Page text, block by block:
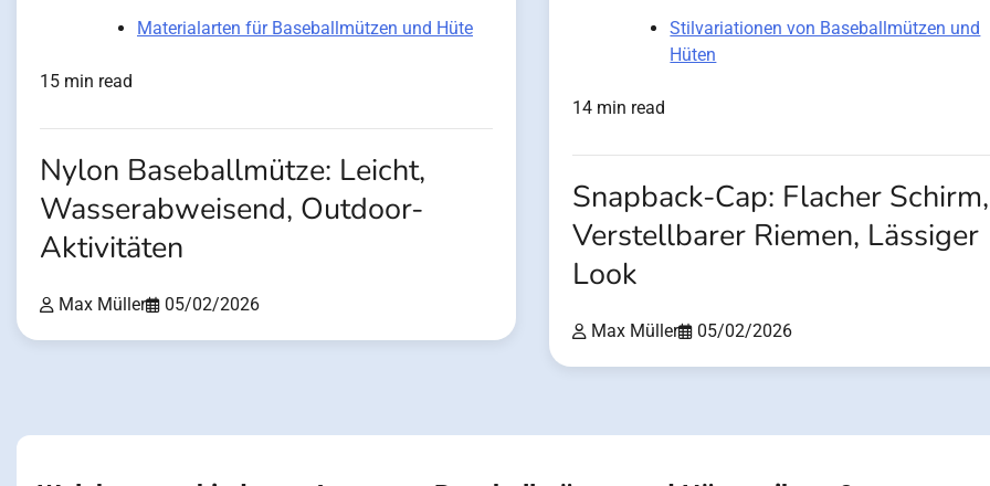
Materialarten für Baseballmützen und Hüte
15 min read
Nylon Baseballmütze: Leicht,
Wasserabweisend, Outdoor-
Aktivitäten
Max Müller 05/02/2026
Stilvariationen von Baseballmützen und
Hüten
14 min read
Snapback-Cap: Flacher Schirm,
Verstellbarer Riemen, Lässiger
Look
Max Müller 05/02/2026